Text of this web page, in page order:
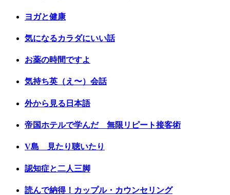
ヨガと健康
気になるカラダにいい話
お薬の時間ですよ
気持ち英（え〜）会話
外から見る日本語
帝国ホテルで学んだ 無限リピート接客術
V島 見たり聴いたり
認知症と二人三脚
読んで納得！カップル・カウンセリング